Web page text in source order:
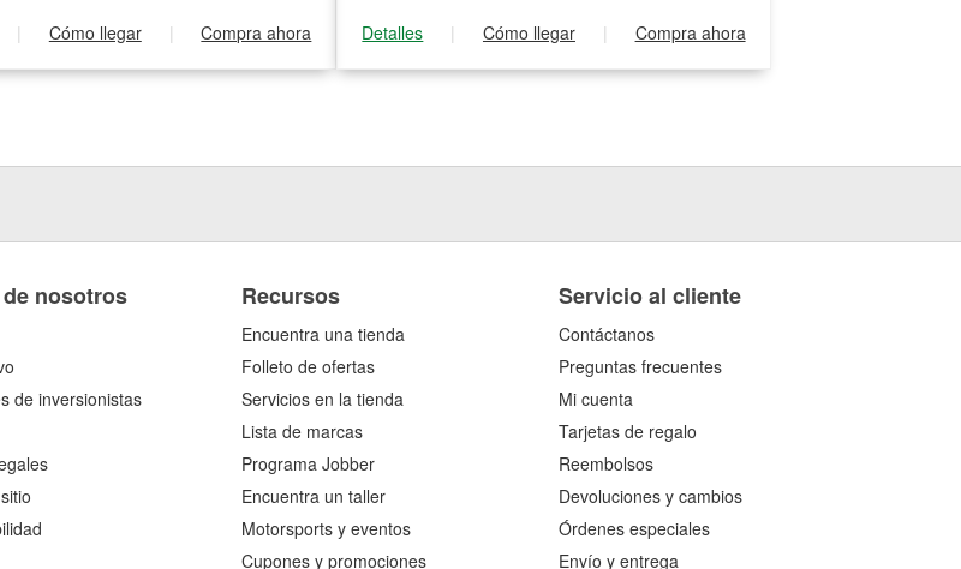
| Cómo llegar | Compra ahora
Detalles
| Cómo llegar | Compra ahora
nosotros
de inversionistas
Recursos
Encuentra una tienda
Folleto de ofertas
Servicios en la tienda
Lista de marcas
Programa Jobber
Encuentra un taller
Motorsports y eventos
Cupones y promociones
Servicio al cliente
Contáctanos
Preguntas frecuentes
Mi cuenta
Tarjetas de regalo
Reembolsos
Devoluciones y cambios
Órdenes especiales
Envío y entrega